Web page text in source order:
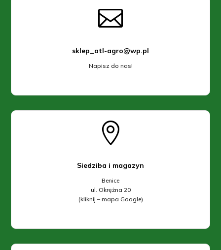

sklep_atl-agro@wp.pl
Napisz do nas!

Siedziba i magazyn
Benice
ul. Okrężna 20
(kliknij – mapa Google)